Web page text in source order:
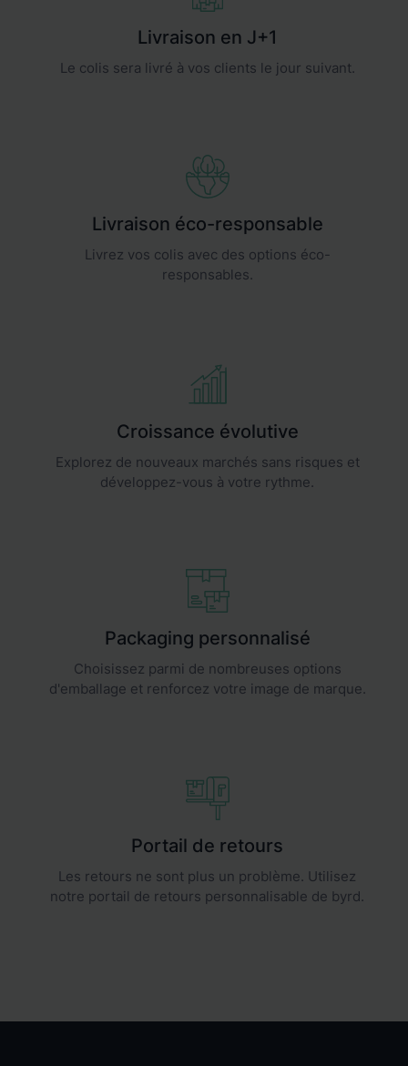
Livraison en J+1
Le colis sera livré à vos clients le jour suivant.
Livraison éco-responsable
Livrez vos colis avec des options éco-
responsables.
Croissance évolutive
Explorez de nouveaux marchés sans risques et
développez-vous à votre rythme.
Packaging personnalisé
Choisissez parmi de nombreuses options
d'emballage et renforcez votre image de marque.
Portail de retours
Les retours ne sont plus un problème. Utilisez
notre portail de retours personnalisable de byrd.